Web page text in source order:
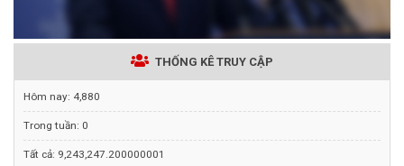
THỐNG KÊ TRUY CẬP
Hôm nay: 4,880
Trong tuần: 0
Tất cả: 9,243,247.200000001